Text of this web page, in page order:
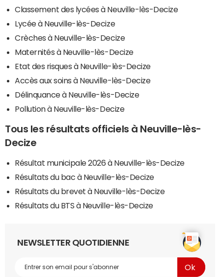
Classement des lycées à Neuville-lès-Decize
Lycée à Neuville-lès-Decize
Crèches à Neuville-lès-Decize
Maternités à Neuville-lès-Decize
Etat des risques à Neuville-lès-Decize
Accès aux soins à Neuville-lès-Decize
Délinquance à Neuville-lès-Decize
Pollution à Neuville-lès-Decize
Tous les résultats officiels à Neuville-lès-
Decize
Résultat municipale 2026 à Neuville-lès-Decize
Résultats du bac à Neuville-lès-Decize
Résultats du brevet à Neuville-lès-Decize
Résultats du BTS à Neuville-lès-Decize
NEWSLETTER QUOTIDIENNE